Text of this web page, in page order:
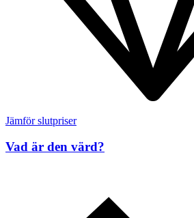
Jämför slutpriser
Vad är den värd?